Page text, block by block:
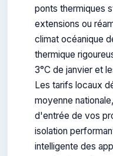
ponts thermiques
extensions ou
climat océanique
thermique
3°C de janvier et
Les tarifs locaux
moyenne
d'entrée de vos
isolation
intelligente des